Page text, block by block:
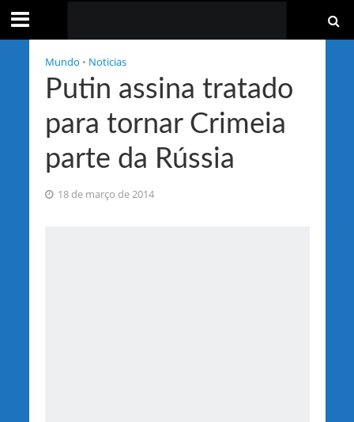
Mundo • Noticias
Putin assina tratado
para tornar Crimeia
parte da Rússia
18 de março de 2014